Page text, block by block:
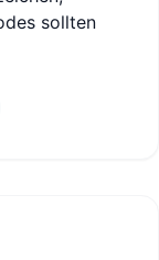
sollten